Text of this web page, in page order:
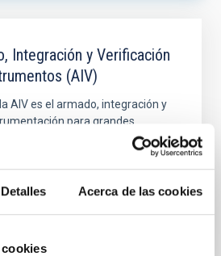
Detalles Acerca de las cookies
Integración y Verificación
(AIV)
AIV es el armado, integración y
para grandes
Hernández